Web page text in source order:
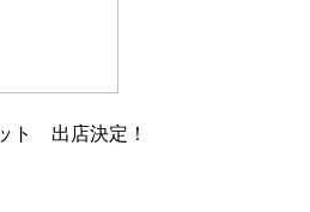
ト 出店決定！